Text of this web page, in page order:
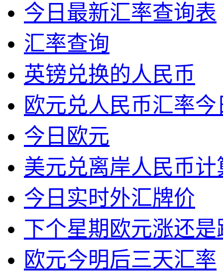
今日最新汇率查询表
汇率查询
英镑兑换的人民币
欧元兑人民币汇率今
今日欧元
美元兑离岸人民币
今日实时外汇牌价
下个星期欧元涨还是
欧元今明后三天汇率